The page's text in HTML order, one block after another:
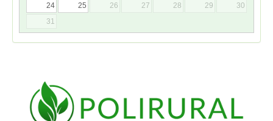
24
25 26 27 28 29
30
31